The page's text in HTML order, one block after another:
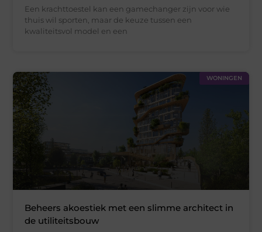
Een krachttoestel kan een gamechanger zijn voor wie
thuis wil sporten, maar de keuze tussen een
kwaliteitsvol model en een
WONINGEN
Beheers akoestiek met een slimme architect in
de utiliteitsbouw